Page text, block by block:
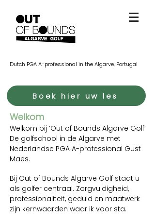
Dutch PGA A-professional in the Algarve, Portugal
Boek hier uw les
Welkom
Welkom bij ‘Out of Bounds Algarve Golf’
De golfschool in de Algarve met
Nederlandse PGA A-professional Gust
Maes.
Bij Out of Bounds Algarve Golf staat u
als golfer centraal. Zorgvuldigheid,
professionaliteit, geduld en maatwerk
zijn kernwaarden waar ik voor sta.